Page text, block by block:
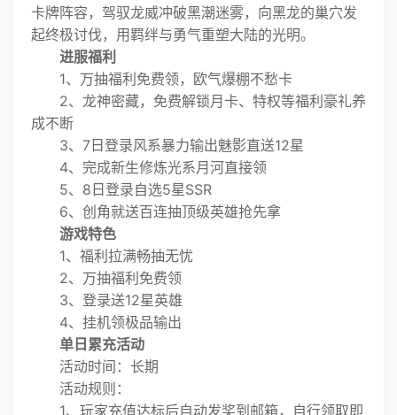
卡牌阵容，驾驭龙威冲破黑潮迷雾，向黑龙的巢穴发
起终极讨伐，用羁绊与勇气重塑大陆的光明。
进服福利
1、万抽福利免费领，欧气爆棚不愁卡
2、龙神密藏，免费解锁月卡、特权等福利豪礼养
成不断
3、7日登录风系暴力输出魅影直送12星
4、完成新生修炼光系月河直接领
5、8日登录自选5星SSR
6、创角就送百连抽顶级英雄抢先拿
游戏特色
1、福利拉满畅抽无忧
2、万抽福利免费领
3、登录送12星英雄
4、挂机领极品输出
单日累充活动
活动时间：长期
活动规则：
1、玩家充值达标后自动发奖到邮箱，自行领取即